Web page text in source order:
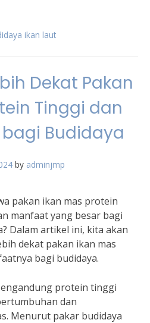
ikan laut
Dekat Pakan
Tinggi dan
Budidaya
by adminjmp
pakan ikan mas protein
manfaat yang besar bagi
Dalam artikel ini, kita akan
dekat pakan ikan mas
bagi budidaya.
protein tinggi
dan
Menurut pakar budidaya